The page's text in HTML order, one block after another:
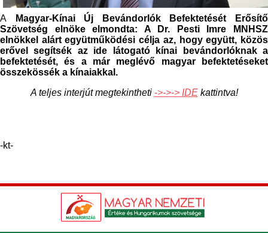
A Magyar-Kínai Új Bevándorlók Befektetését Erősítő
Szövetség elnöke elmondta: A Dr. Pesti Imre MNHSZ
elnökkel alárt együtműködési célja az, hogy együtt, közös
erővel segítsék az ide látogató kínai bevándorlóknak a
befektetését, és a már meglévő magyar befektetéseket
összekössék a kínaiakkal.
A teljes interjút megtekintheti ->->-> IDEkattintva!
-kt-